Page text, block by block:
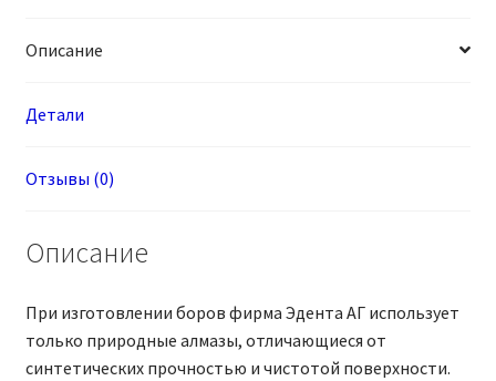
Описание
Детали
Отзывы (0)
Описание
При изготовлении боров фирма Эдента АГ использует
только природные алмазы, отличающиеся от
синтетических прочностью и чистотой поверхности.